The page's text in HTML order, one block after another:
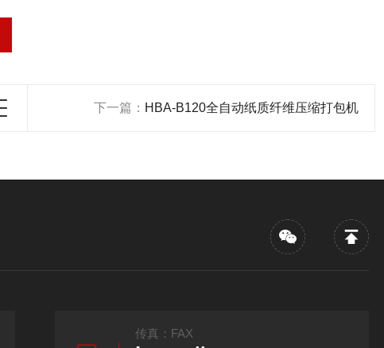
下一篇： HBA-B120全自动纸质纤维压缩打包机
传真：FAX